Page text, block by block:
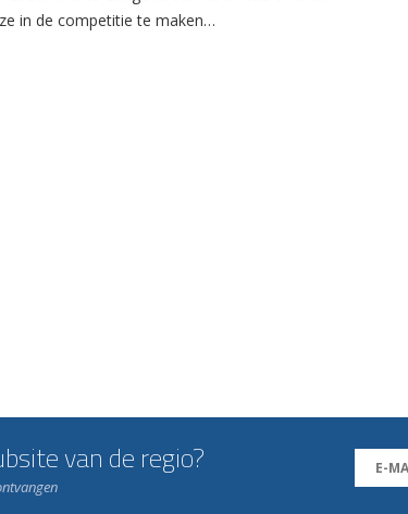
in de competitie te maken…
van de regio?